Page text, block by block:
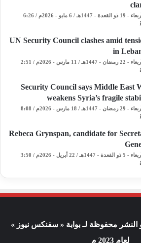
الأربعاء - 19 ذو القعدة - 1447هـ / 6 مايو - 2026م / 6:26
UN Security Council clashes amid
in
الأربعاء - 22 رمضان - 1447هـ / 11 مارس - 2026م / 2:51
Security Council says Middle East
weakens Syria’s fragile
الأربعاء - 29 رمضان - 1447هـ / 18 مارس - 2026م / 8:08
Rebeca Grynspan, candidate for
الأربعاء - 5 ذو القعدة - 1447هـ / 22 أبريل - 2026م / 3:50
محفوظة لـ بوابة « سفنكس نيوز »
لعام 2023 م